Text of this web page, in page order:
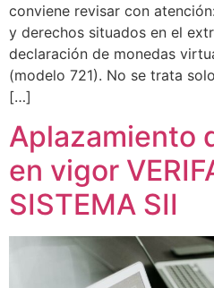
conviene revisar con
y derechos situados en el
declaración de monedas
(modelo 721). No se trata
[…]
Aplazamiento
en vigor
SISTEMA SII